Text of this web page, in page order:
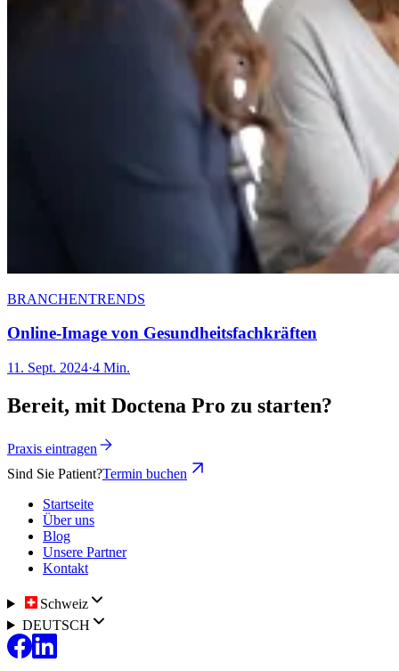
BRANCHENTRENDS
Online-Image von Gesundheitsfachkräften
11. Sept. 2024·4 Min.
Bereit, mit Doctena Pro zu starten?
Praxis eintragen
Sind Sie Patient?Termin buchen
Startseite
Über uns
Blog
Unsere Partner
Kontakt
Schweiz
DEUTSCH